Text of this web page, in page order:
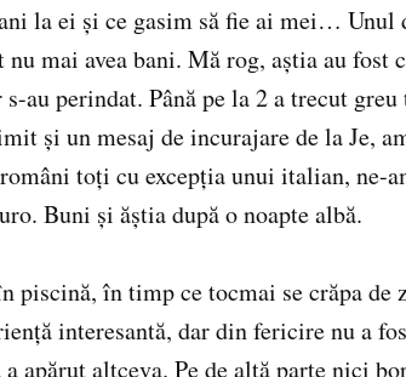
la ei şi ce gasim să fie ai mei… Unul
mai avea bani. Mă rog, aştia au fost
au perindat. Până pe la 2 a trecut
şi un mesaj de incurajare de la Je,
toţi cu excepţia unui italian, ne-
Buni şi ăştia după o noapte albă.
piscină, în timp ce tocmai se crăpa de
interesantă, dar din fericire nu a
apărut altceva. Pe de altă parte nici